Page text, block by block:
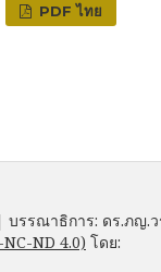
PDF ไทย
บรรณาธิการ: ดร.ภ
ND 4.0) โดย: